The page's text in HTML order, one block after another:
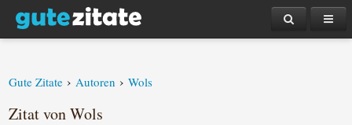
Gute Zitate › Autoren › Wols
Zitat von Wols